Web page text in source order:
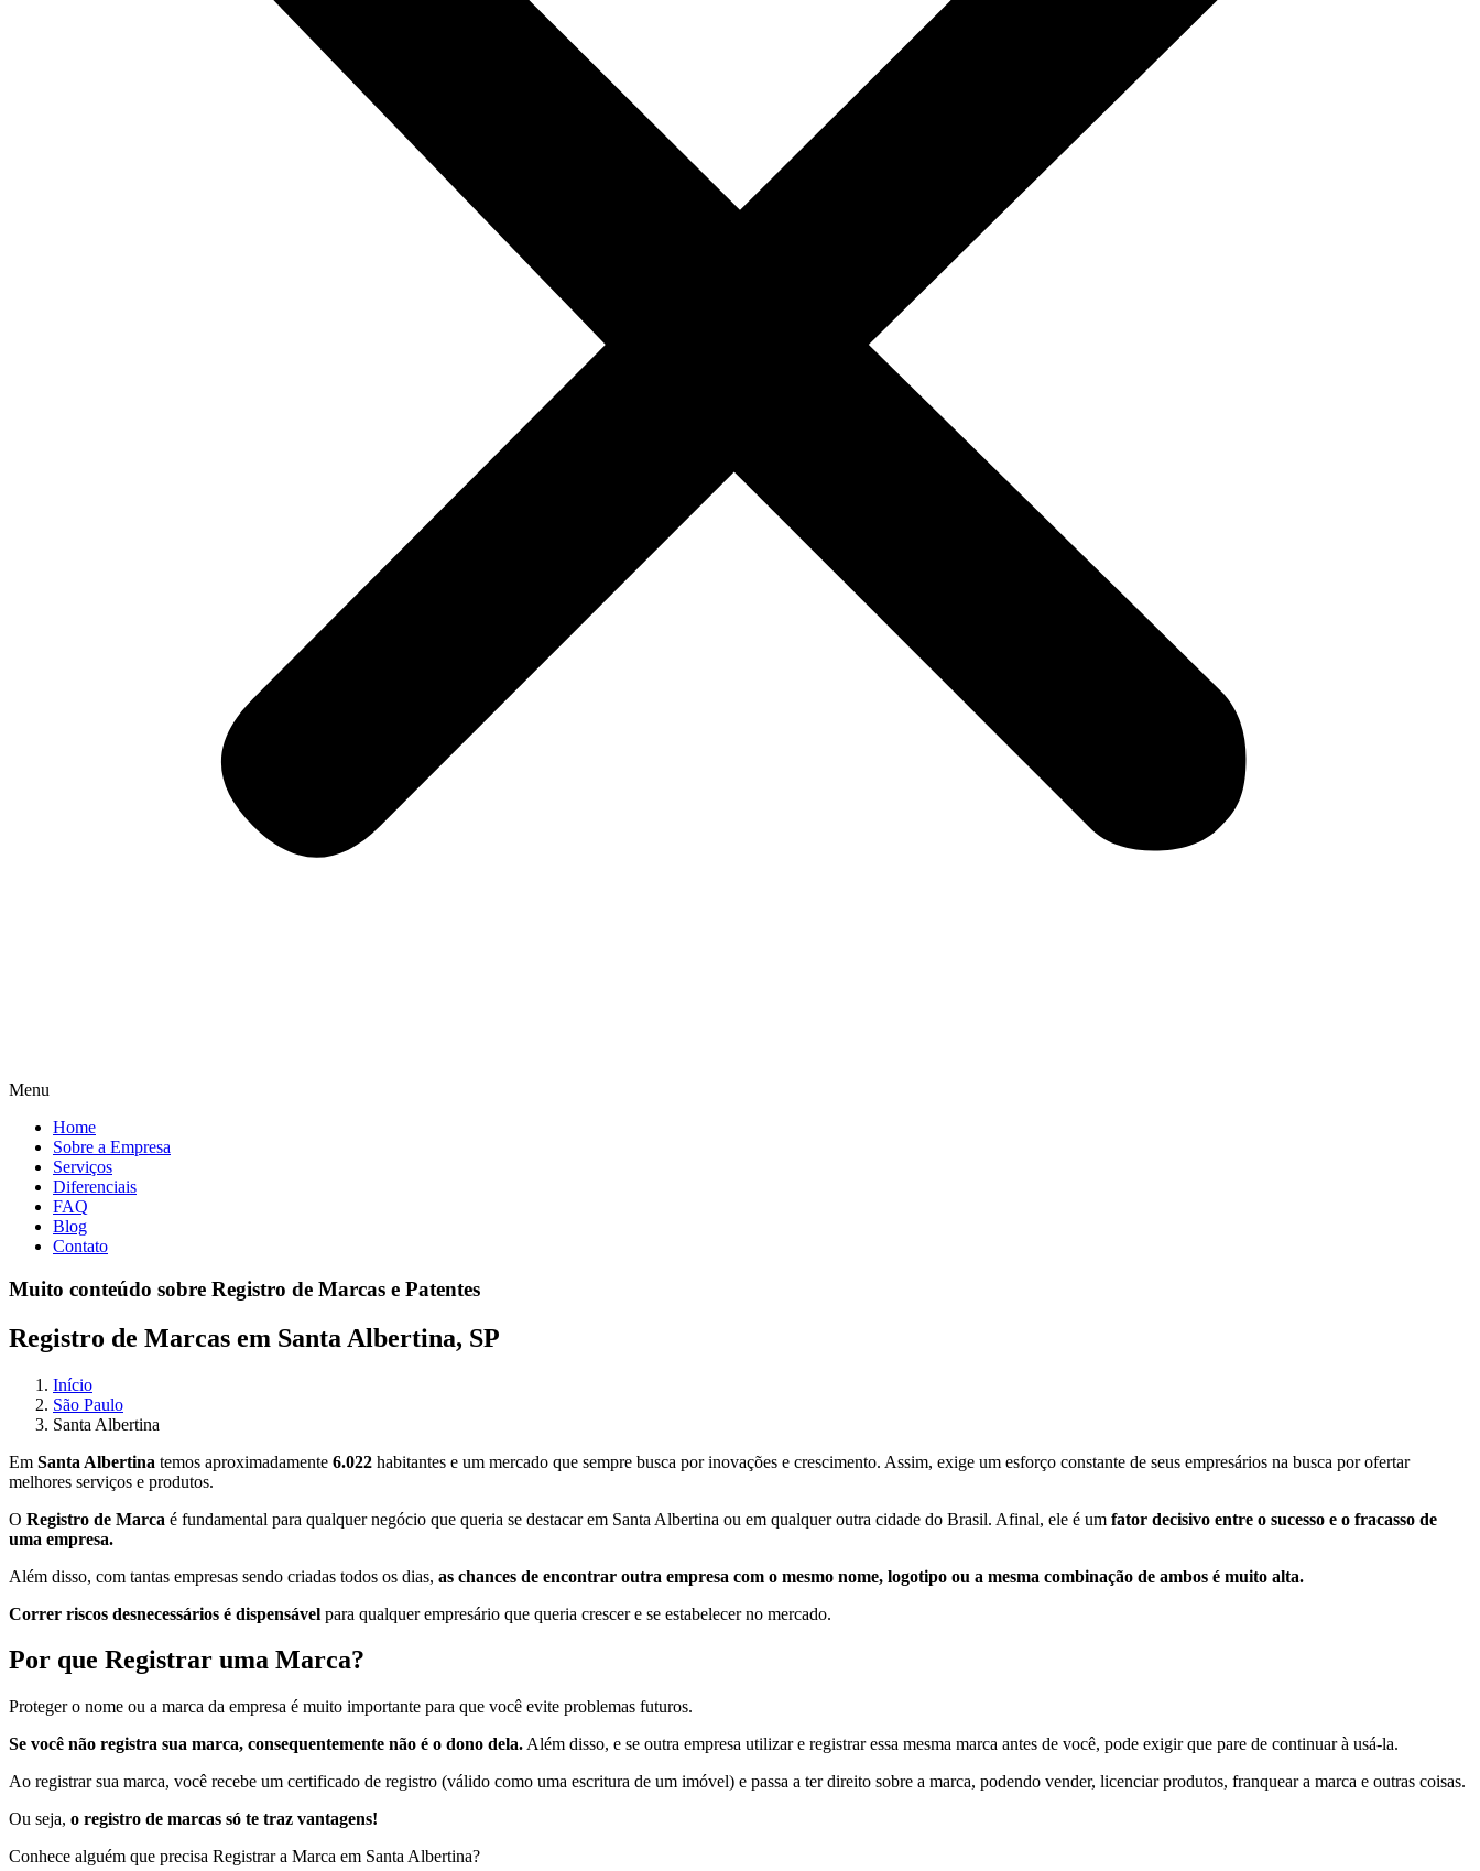
Menu
Home
Sobre a Empresa
Serviços
Diferenciais
FAQ
Blog
Contato
Muito conteúdo sobre Registro de Marcas e Patentes
Registro de Marcas em Santa Albertina, SP
Início
São Paulo
Santa Albertina
Em Santa Albertina temos aproximadamente 6.022 habitantes e um mercado que sempre busca por inovações e crescimento. Assim, exige um esforço constante de seus empresários na busca por ofertar
melhores serviços e produtos.
O Registro de Marca é fundamental para qualquer negócio que queria se destacar em Santa Albertina ou em qualquer outra cidade do Brasil. Afinal, ele é um fator decisivo entre o sucesso e o fracasso de
uma empresa.
Além disso, com tantas empresas sendo criadas todos os dias, as chances de encontrar outra empresa com o mesmo nome, logotipo ou a mesma combinação de ambos é muito alta.
Correr riscos desnecessários é dispensável para qualquer empresário que queria crescer e se estabelecer no mercado.
Por que Registrar uma Marca?
Proteger o nome ou a marca da empresa é muito importante para que você evite problemas futuros.
Se você não registra sua marca, consequentemente não é o dono dela. Além disso, e se outra empresa utilizar e registrar essa mesma marca antes de você, pode exigir que pare de continuar à usá-la.
Ao registrar sua marca, você recebe um certificado de registro (válido como uma escritura de um imóvel) e passa a ter direito sobre a marca, podendo vender, licenciar produtos, franquear a marca e outras coisas.
Ou seja, o registro de marcas só te traz vantagens!
Conhece alguém que precisa Registrar a Marca em Santa Albertina?